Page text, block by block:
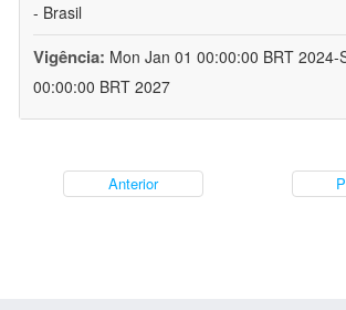
- Brasil
Vigência: Mon Jan 01 00:00:00 BRT 2024-
00:00:00 BRT 2027
Anterior